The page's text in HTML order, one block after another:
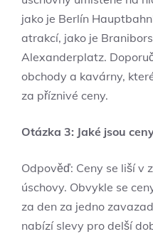
jako je Berlín
atrakcí, jako je
Alexanderplatz.
obchody a kavárny,
za příznivé ceny.
Otázka 3: Jaké jsou
Odpověď: Ceny se liší v
úschovy. Obvykle se
za den za jedno
nabízí slevy pro delší